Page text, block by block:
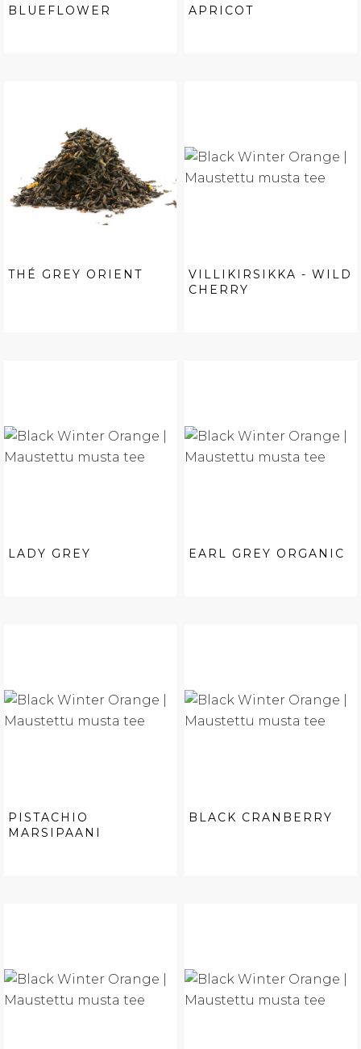
BLUEFLOWER
APRICOT
THÉ GREY ORIENT
VILLIKIRSIKKA - WILD
CHERRY
LADY GREY EARL GREY ORGANIC
PISTACHIO
MARSIPAANI
BLACK CRANBERRY